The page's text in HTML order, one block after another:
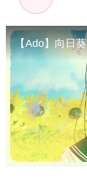
【Ado】向日葵